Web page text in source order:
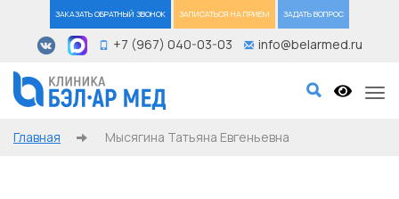
ЗАКАЗАТЬ ОБРАТНЫЙ ЗВОНОК ЗАПИСАТЬСЯ НА ПРИЕМ ЗАДАТЬ ВОПРОС
+7 (967) 040-03-03 info@belarmed.ru
Главная Мысягина Татьяна Евгеньевна